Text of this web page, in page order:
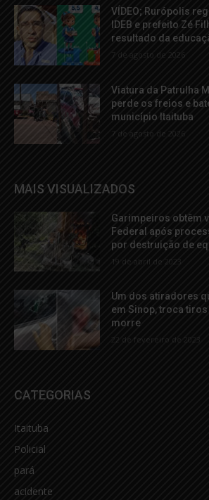
VÍDEO; Rurópolis
IDEB e prefeito Zé
resultado da
7 de agosto de 2026
Viatura da Patrulha
perde os freios e
município Itaituba
7 de agosto de 2026
MAIS VISUALIZADOS
Garimpeiros obtêm
Federal após
por destruição de
19 de abril de 2023
Um dos atiradores
em Sinop, troca
morre
22 de fevereiro de 2023
CATEGORIAS
Itaituba
Policial
pará
acidente